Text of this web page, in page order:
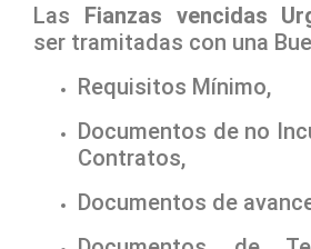
Las Fianzas vencidas
ser tramitadas con una
Requisitos Mínimo,
Documentos de no
Contratos,
Documentos de